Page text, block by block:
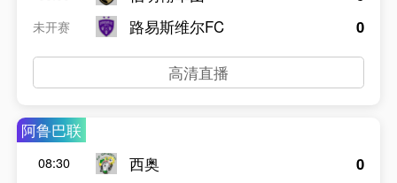
未开赛
路易斯维尔FC
0
高清直播
阿鲁巴联
08:30
西奥
0